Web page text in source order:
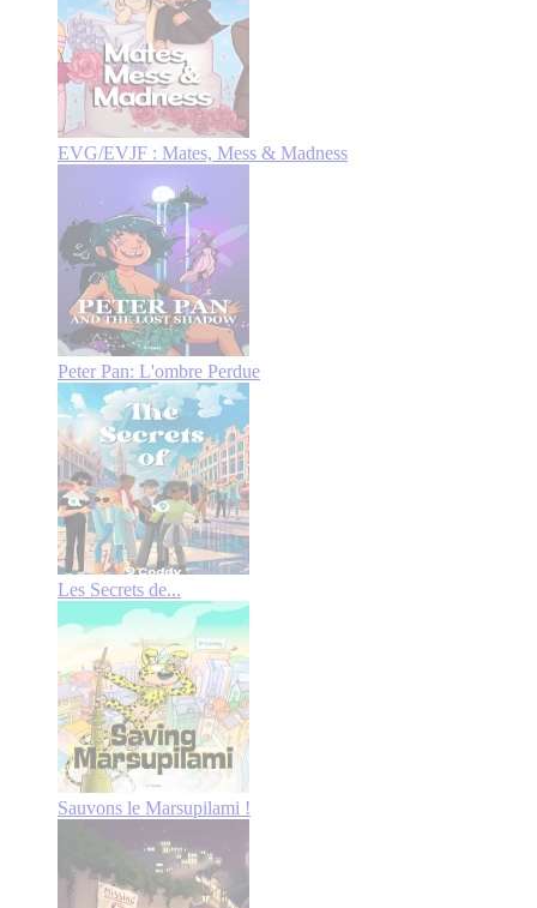
EVG/EVJF : Mates, Mess & Madness
Peter Pan: L'ombre Perdue
Les Secrets de...
Sauvons le Marsupilami !